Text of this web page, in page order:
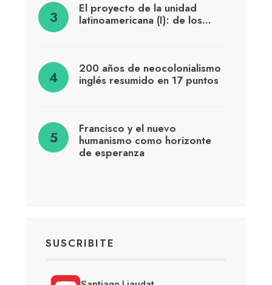
El proyecto de la unidad
latinoamericana (I): de los…
200 años de neocolonialismo
inglés resumido en 17 puntos
Francisco y el nuevo
humanismo como horizonte
de esperanza
SUSCRIBITE